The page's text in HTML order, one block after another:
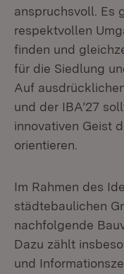
anspruchsvoll. Es
respektvollen
finden und
für die Siedlung
Auf
und der IBA’27
innovativen Geist
orientieren.
Im Rahmen des
städtebaulichen
nachfolgende
Dazu zählt
und